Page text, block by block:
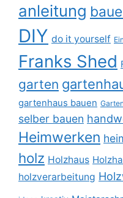
anleitung
DIY do it yourself
Franks Shed
garten
gartenhaus bauen
selber bauen
Heimwerken
holz Holzhaus
holzverarbeitung